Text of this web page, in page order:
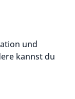
und
kannst du